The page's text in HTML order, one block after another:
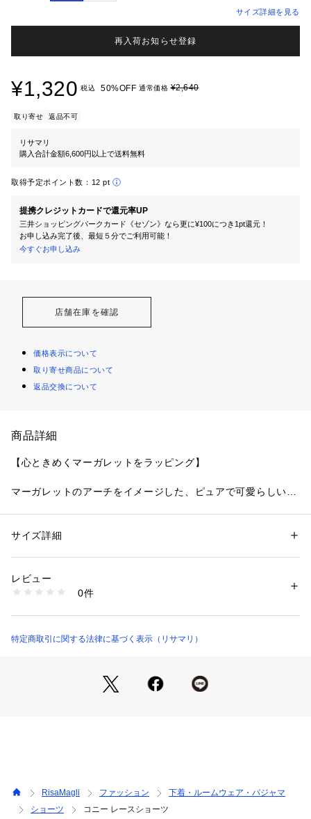
サイズ詳細を見る
再入荷お知らせ登録
¥1,320 税込 50%OFF 通常価格¥2,640
取り寄せ 返品不可
リサマリ
購入合計金額6,600円以上で送料無料
取得予定ポイント数： 12 pt
提携クレジットカードで還元率UP
三井ショッピングパークカード《セゾン》なら更に¥100につき1pt還元！
お申し込み完了後、最短５分でご利用可能！
今すぐお申し込み
店舗在庫を確認
価格表示について
取り寄せ商品について
返品交換について
商品詳細
【心ときめくマーガレットをラッピング】
マーガレットのアーチをイメージした、ピュアで可愛らしいシ
ット柄を組み合わせて、とびきりガーリーなスタイルに仕上が
ポイントでほどこしたラメ糸はキラキラと繊細なきらめきで、
さりげない華やかさをプラスしました。
後身生地は総レースになっており、伸縮性のあるレースが肌に
ョーツラインが響きません。通気性がよく、快適にご着用いた
だけます。甘すぎず、大胆過ぎない特別感溢れるデザインが、
＜商品仕様＞
・バック部分伸縮性：あり
性別：レディース
素材：ナイロン・ポリエステル・その他
商品番号：
N05-72641 （ショップ）
サイズ詳細
レビュー
0件
特定商取引に関する法律に基づく表示（リサマリ）
RisaMagli ファッション
下着・ルームウェア・パジャマ
ショーツ
コニー レースショーツ